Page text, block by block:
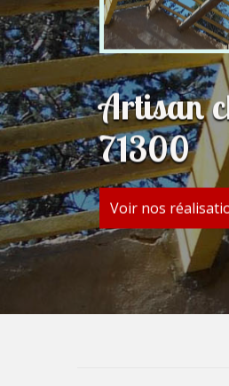
Artisan
71300
Voir nos